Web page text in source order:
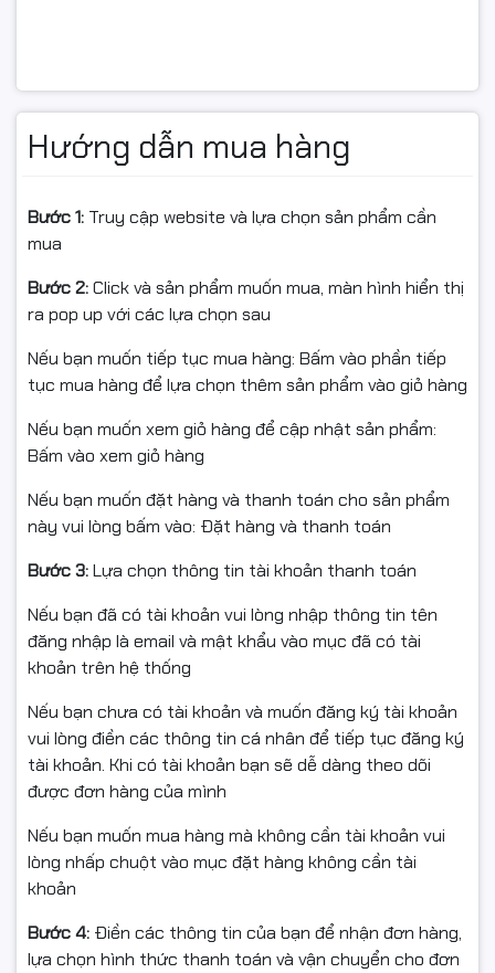
Hướng dẫn mua hàng
Bước 1: Truy cập website và lựa chọn sản phẩm cần
mua
Bước 2:Click và sản phẩm muốn mua, màn hình hiển thị
ra pop up với các lựa chọn sau
Nếu bạn muốn tiếp tục mua hàng: Bấm vào phần tiếp
tục mua hàng để lựa chọn thêm sản phẩm vào giỏ hàng
Nếu bạn muốn xem giỏ hàng để cập nhật sản phẩm:
Bấm vào xem giỏ hàng
Nếu bạn muốn đặt hàng và thanh toán cho sản phẩm
này vui lòng bấm vào: Đặt hàng và thanh toán
Bước 3:Lựa chọn thông tin tài khoản thanh toán
Nếu bạn đã có tài khoản vui lòng nhập thông tin tên
đăng nhập là email và mật khẩu vào mục đã có tài
khoản trên hệ thống
Nếu bạn chưa có tài khoản và muốn đăng ký tài khoản
vui lòng điền các thông tin cá nhân để tiếp tục đăng ký
tài khoản. Khi có tài khoản bạn sẽ dễ dàng theo dõi
được đơn hàng của mình
Nếu bạn muốn mua hàng mà không cần tài khoản vui
lòng nhấp chuột vào mục đặt hàng không cần tài
khoản
Bước 4: Điền các thông tin của bạn để nhận đơn hàng,
lựa chọn hình thức thanh toán và vận chuyển cho đơn